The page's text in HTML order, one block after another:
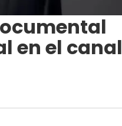
en el canal